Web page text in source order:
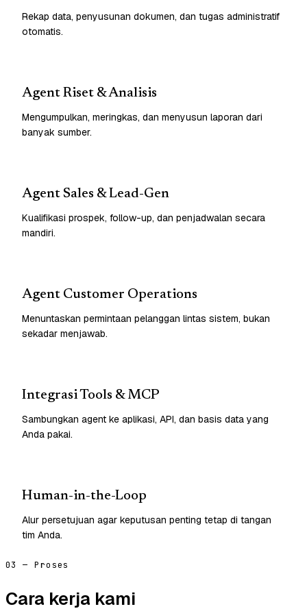
Rekap data, penyusunan dokumen, dan tugas administratif
otomatis.
Agent Riset & Analisis
Mengumpulkan, meringkas, dan menyusun laporan dari
banyak sumber.
Agent Sales & Lead-Gen
Kualifikasi prospek, follow-up, dan penjadwalan secara
mandiri.
Agent Customer Operations
Menuntaskan permintaan pelanggan lintas sistem, bukan
sekadar menjawab.
Integrasi Tools & MCP
Sambungkan agent ke aplikasi, API, dan basis data yang
Anda pakai.
Human-in-the-Loop
Alur persetujuan agar keputusan penting tetap di tangan
tim Anda.
03 — Proses
Cara kerja kami